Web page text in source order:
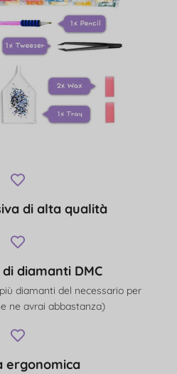
di alta qualità
diamanti DMC
diamanti del necessario per
ne avrai abbastanza)
ergonomica